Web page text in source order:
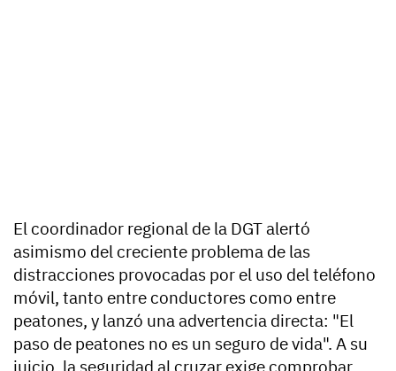
El coordinador regional de la DGT alertó
asimismo del creciente problema de las
distracciones provocadas por el uso del teléfono
móvil, tanto entre conductores como entre
peatones, y lanzó una advertencia directa: "El
paso de peatones no es un seguro de vida". A su
juicio, la seguridad al cruzar exige comprobar